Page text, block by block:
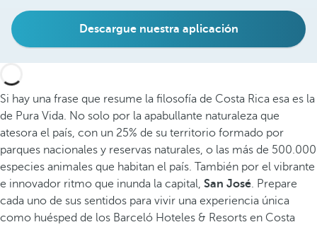
Descargue nuestra aplicación
Si hay una frase que resume la filosofía de Costa Rica esa es la
de Pura Vida. No solo por la apabullante naturaleza que
atesora el país, con un 25% de su territorio formado por
parques nacionales y reservas naturales, o las más de 500.000
especies animales que habitan el país. También por el vibrante
e innovador ritmo que inunda la capital, San José. Prepare
cada uno de sus sentidos para vivir una experiencia única
como huésped de los Barceló Hoteles & Resorts en Costa